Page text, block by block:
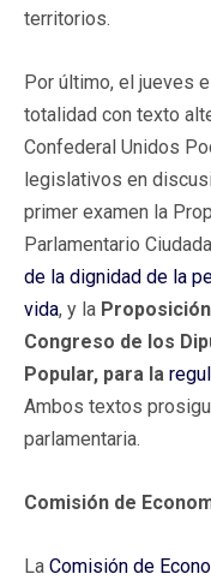
territorios.
Por último, el jueves
totalidad con texto
Confederal Unidos
legislativos en
primer examen la
Parlamentario
de la dignidad de la
vida, y la
Congreso de los
Popular, para la
Ambos textos
parlamentaria.
Comisión de
La Comisión de